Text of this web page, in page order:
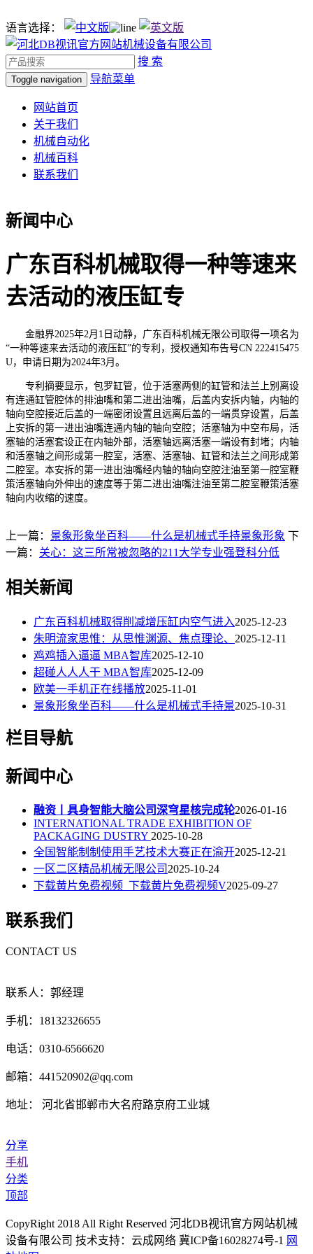
语言选择：
搜 索
Toggle navigation 导航菜单
网站首页
关于我们
机械自动化
机械百科
联系我们
新闻中心
广东百科机械取得一种等速来
去活动的液压缸专
金融界2025年2月1日动静，广东百科机械无限公司取得一项名为
“一种等速来去活动的液压缸”的专利，授权通知布告号CN 222415475
U，申请日期为2024年3月。
专利摘要显示，包罗缸管，位于活塞两侧的缸管和法兰上别离设
有连通缸管腔体的排油嘴和第二进出油嘴，后盖内安拆内轴，内轴的
轴向空腔接近后盖的一端密闭设置且远离后盖的一端贯穿设置，后盖
上安拆的第一进出油嘴连通内轴的轴向空腔；活塞轴为中空布局，活
塞轴的活塞套设正在内轴外部，活塞轴远离活塞一端设有封堵；内轴
和活塞轴之间形成第一腔室，活塞、活塞轴、缸管和法兰之间形成第
二腔室。本安拆的第一进出油嘴经内轴的轴向空腔注油至第一腔室鞭
策活塞轴向外伸出的速度等于第二进出油嘴注油至第二腔室鞭策活塞
轴向内收缩的速度。
上一篇： 景象形象坐百科——什么是机械式手持景象形象 下
一篇： 关心：这三所常被忽略的211大学专业强登科分低
相关新闻
广东百科机械取得削减增压缸内空气进入2025-12-23
朱明流家思惟：从思惟渊源、焦点理论、 2025-12-11
鸡鸡插入逼逼 MBA智库2025-12-10
超碰人人人干 MBA智库2025-12-09
欧美一手机正在线播放2025-11-01
景象形象坐百科——什么是机械式手持景2025-10-31
栏目导航
新闻中心
融资丨具身智能大脑公司深穹星核完成轮2026-01-16
INTERNATIONAL TRADE EXHIBITION OF
PACKAGING DUSTRY 2025-10-28
全国智能制制使用手艺技术大赛正在渝开2025-12-21
一区二区精品机械无限公司2025-10-24
下载黄片免费视频_下载黄片免费视频V2025-09-27
联系我们
CONTACT US
联系人：郭经理
手机：18132326655
电话：0310-6566620
邮箱：441520902@qq.com
地址： 河北省邯郸市大名府路京府工业城
分享
手机
分类
顶部
CopyRight 2018 All Right Reserved 河北DB视讯官方网站机械
设备有限公司 技术支持：云成网络 冀ICP备16028274号-1 网